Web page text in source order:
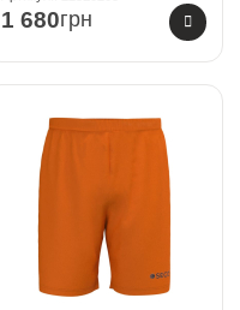
1 680грн